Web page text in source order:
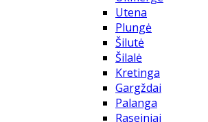
Utena
Plungė
Šilutė
Šilalė
Kretinga
Gargždai
Palanga
Raseiniai